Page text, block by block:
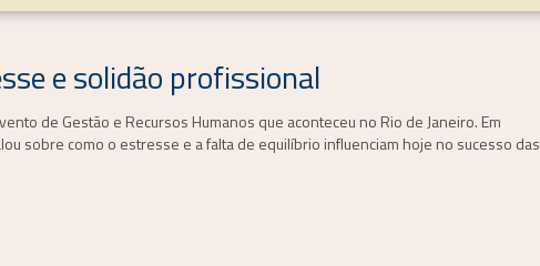
e solidão profissional
de Gestão e Recursos Humanos que aconteceu no Rio de Janeiro. Em
sobre como o estresse e a falta de equilíbrio influenciam hoje no sucesso das